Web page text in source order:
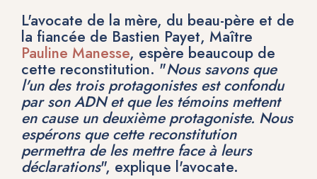
L'avocate de la mère, du beau-père et de
la fiancée de Bastien Payet, Maître
Pauline Manesse, espère beaucoup de
cette reconstitution. "Nous savons que
l'un des trois protagonistes est confondu
par son ADN et que les témoins mettent
en cause un deuxième protagoniste. Nous
espérons que cette reconstitution
permettra de les mettre face à leurs
déclarations", explique l'avocate.